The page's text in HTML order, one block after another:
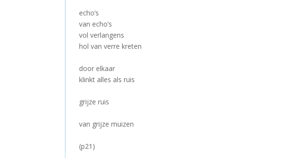
echo’s
van echo’s
vol verlangens
hol van verre kreten
door elkaar
klinkt alles als ruis
grijze ruis
van grijze muizen
(p21)